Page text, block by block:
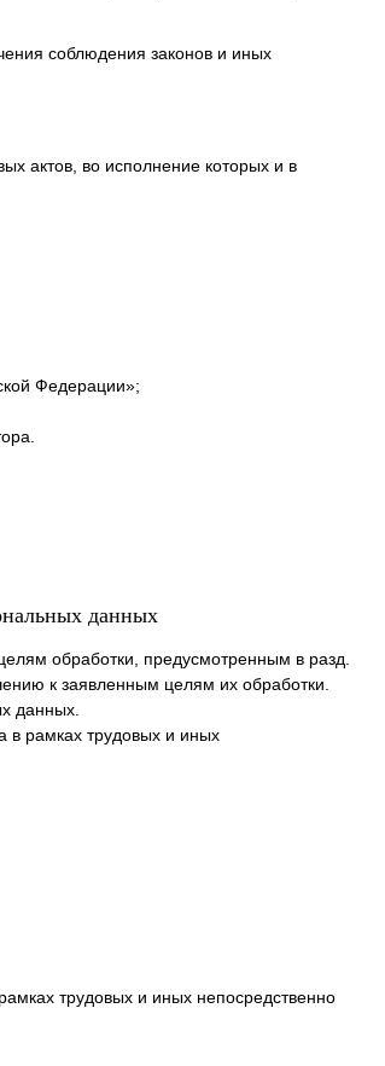
соблюдения законов и иных
актов, во исполнение которых и в
Федерации»;
данных
обработки, предусмотренным в разд.
к заявленным целям их обработки.
данных.
в рамках трудовых и иных
трудовых и иных непосредственно